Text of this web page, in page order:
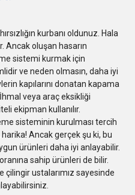
kurbanı oldunuz. Hala
Ancak oluşan hasarın
sistemi kurmak için
ve neden olmasın, daha iyi
kapılarını donatan kapama
veya araç eksikliği
ekipman kullanılır.
sisteminin kurulması tercih
Ancak gerçek şu ki, bu
ürünleri daha iyi anlayabilir.
sahip ürünleri de bilir.
ustalarımız sayesinde